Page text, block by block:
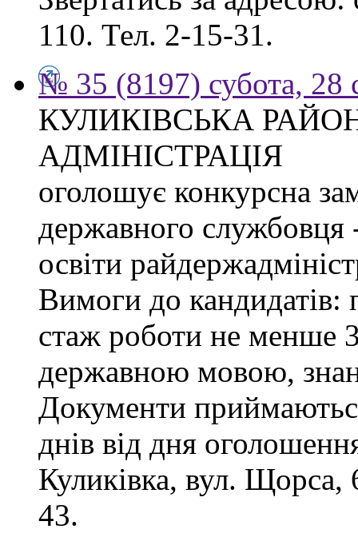
110. Тел. 2-15-31.
№ 35 (8197) субота, 28
КУЛИКІВСЬКА
АДМІНІСТРАЦІЯ
оголошує конкурсна
державного службовця -
освіти
Вимоги до кандидатів:
стаж роботи не менше
державною мовою,
Документи
днів від дня
Куликівка, вул.
43.